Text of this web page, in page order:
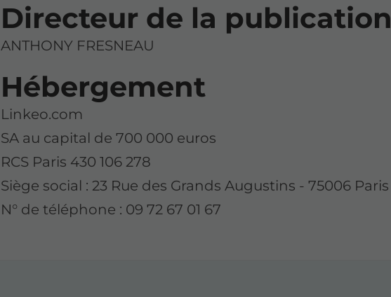
Directeur de la publication
ANTHONY FRESNEAU
Hébergement
Linkeo.com
SA au capital de 700 000 euros
RCS Paris 430 106 278
Siège social : 23 Rue des Grands Augustins - 75006 Paris
N° de téléphone : 09 72 67 01 67